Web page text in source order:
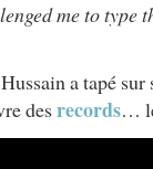
me to type
a tapé sur
desrecords…